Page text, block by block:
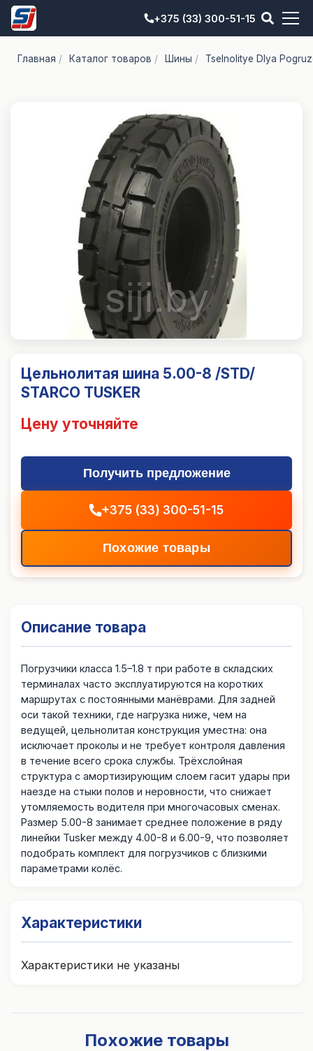
+375 (33) 300-51-15
Главная / Каталог товаров / Шины / Tselnolitye Dlya
Цельнолитая шина 5.00-8 /STD/
STARCO TUSKER
Цену уточняйте
Получить предложение
+375 (33) 300-51-15
Похожие товары
Описание товара
Погрузчики класса 1.5–1.8 т при работе в складских
терминалах часто эксплуатируются на коротких
маршрутах с постоянными манёврами. Для задней
оси такой техники, где нагрузка ниже, чем на
ведущей, цельнолитая конструкция уместна: она
исключает проколы и не требует контроля давления
в течение всего срока службы. Трёхслойная
структура с амортизирующим слоем гасит удары при
наезде на стыки полов и неровности, что снижает
утомляемость водителя при многочасовых сменах.
Размер 5.00-8 занимает среднее положение в ряду
линейки Tusker между 4.00-8 и 6.00-9, что позволяет
подобрать комплект для погрузчиков с близкими
параметрами колёс.
Характеристики
Характеристики не указаны
Похожие товары